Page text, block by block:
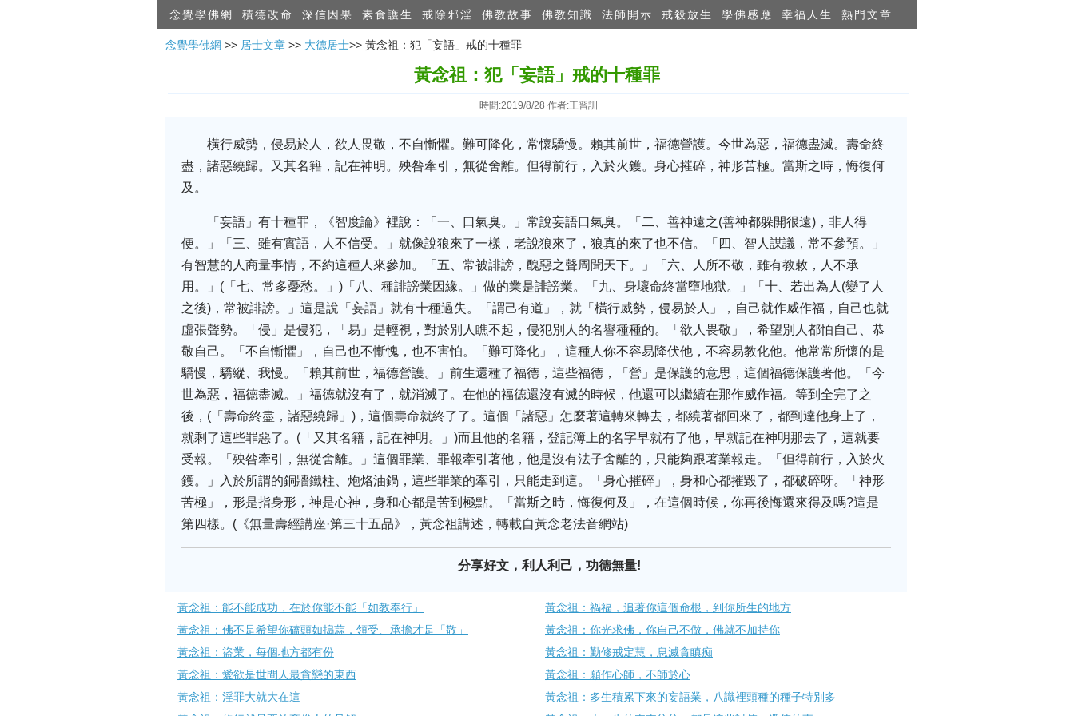
念覺學佛網 積德改命 深信因果 素食護生 戒除邪淫 佛教故事 佛教知識 法師開示 戒殺放生 學佛感應 幸福人生 熱門文章
念覺學佛網 >> 居士文章 >> 大德居士>> 黃念祖：犯「妄語」戒的十種罪
黃念祖：犯「妄語」戒的十種罪
時間:2019/8/28 作者:王習訓
橫行威勢，侵易於人，欲人畏敬，不自慚懼。難可降化，常懷驕慢。賴其前世，福德營護。今世為惡，福德盡滅。壽命終
盡，諸惡繞歸。又其名籍，記在神明。殃咎牽引，無從舍離。但得前行，入於火鑊。身心摧碎，神形苦極。當斯之時，悔復何
及。
‌「妄語」有十種罪，《智度論》裡說：‌「一、口氣臭。」常說妄語口氣臭。‌「二、善神遠之(善神都躲開很遠)，非人得
便。」‌「三、雖有實語，人不信受。」就像說狼來了一樣，老說狼來了，狼真的來了也不信。‌「四、智人謀議，常不參預。」
有智慧的人商量事情，不約這種人來參加。‌「五、常被誹謗，醜惡之聲周聞天下。」‌「六、人所不敬，雖有教敕，人不承
用。」(‌「七、常多憂愁。」)‌「八、種誹謗業因緣。」做的業是誹謗業。‌「九、身壞命終當墮地獄。」‌「十、若出為人(變了人
之後)，常被誹謗。」這是說‌「妄語」就有十種過失。‌「謂己有道」，就‌「橫行威勢，侵易於人」，自己就作威作福，自己也就
虛張聲勢。‌「侵」是侵犯，‌「易」是輕視，對於別人瞧不起，侵犯別人的名譽種種的。‌「欲人畏敬」，希望別人都怕自己、恭
敬自己。‌「不自慚懼」，自己也不慚愧，也不害怕。‌「難可降化」，這種人你不容易降伏他，不容易教化他。他常常所懷的是
驕慢，驕縱、我慢。‌「賴其前世，福德營護。」前生還種了福德，這些福德，‌「營」是保護的意思，這個福德保護著他。‌「今
世為惡，福德盡滅。」福德就沒有了，就消滅了。在他的福德還沒有滅的時候，他還可以繼續在那作威作福。等到全完了之
後，(‌「壽命終盡，諸惡繞歸」)，這個壽命就終了了。這個‌「諸惡」怎麼著這轉來轉去，都繞著都回來了，都到達他身上了，
就剩了這些罪惡了。(‌「又其名籍，記在神明。」)而且他的名籍，登記簿上的名字早就有了他，早就記在神明那去了，這就要
受報。‌「殃咎牽引，無從舍離。」這個罪業、罪報牽引著他，他是沒有法子舍離的，只能夠跟著業報走。‌「但得前行，入於火
鑊。」入於所謂的銅牆鐵柱、炮烙油鍋，這些罪業的牽引，只能走到這。‌「身心摧碎」，身和心都摧毀了，都破碎呀。‌「神形
苦極」，形是指身形，神是心神，身和心都是苦到極點。‌「當斯之時，悔復何及」，在這個時候，你再後悔還來得及嗎?這是
第四樣。(《無量壽經講座·第三十五品》，黃念祖講述，轉載自黃念老法音網站)
分享好文，利人利己，功德無量!
黃念祖：能不能成功，在於你能不能「如教奉行」
黃念祖：禍福，追著你這個命根，到你所生的地方
黃念祖：佛不是希望你磕頭如搗蒜，領受、承擔才是「敬」
黃念祖：你光求佛，你自己不做，佛就不加持你
黃念祖：盜業，每個地方都有份
黃念祖：勤修戒定慧，息滅貪瞋痴
黃念祖：愛欲是世間人最貪戀的東西
黃念祖：願作心師，不師於心
黃念祖：淫罪大就大在這
黃念祖：多生積累下來的妄語業，八識裡頭種的種子特別多